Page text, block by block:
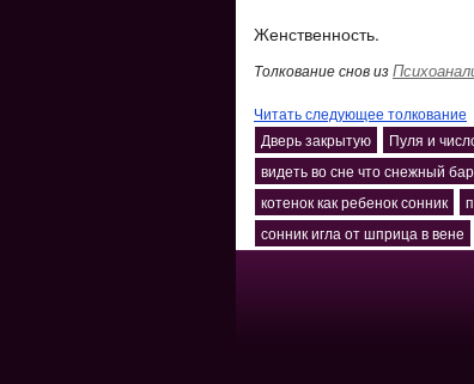
Женственность.
Толкование снов из
Читать следующее толкование
Дверь закрытую
Пуля и
видеть во сне что снежный
котенок как ребенок сонник
сонник игла от шприца в вене